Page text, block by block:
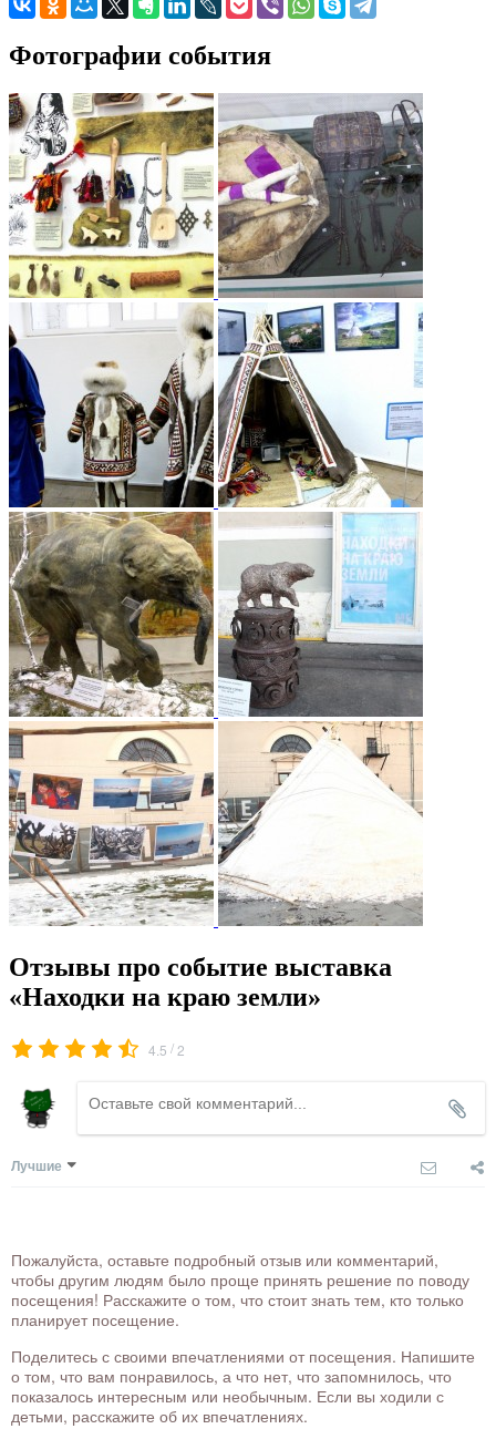
Фотографии события
Отзывы про событие выставка
«Находки на краю земли»
4.5 /2
Лучшие
Пожалуйста, оставьте подробный отзыв или комментарий,
чтобы другим людям было проще принять решение по поводу
посещения! Расскажите о том, что стоит знать тем, кто только
планирует посещение.
Поделитесь с своими впечатлениями от посещения. Напишите
о том, что вам понравилось, а что нет, что запомнилось, что
показалось интересным или необычным. Если вы ходили с
детьми, расскажите об их впечатлениях.